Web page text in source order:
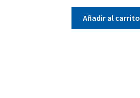
Añadir al carrito